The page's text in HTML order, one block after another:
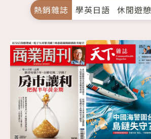
熱銷雜誌 學英日語 休閒遊憩